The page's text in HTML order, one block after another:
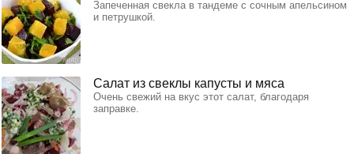
Запеченная свекла в тандеме с сочным апельсином
и петрушкой.
Салат из свеклы капусты и мяса
Очень свежий на вкус этот салат, благодаря
заправке.